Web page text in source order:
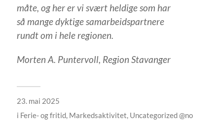
måte, og her er vi svært heldige som har
så mange dyktige samarbeidspartnere
rundt om i hele regionen.
Morten A. Puntervoll, Region Stavanger
23. mai 2025
i Ferie- og fritid, Markedsaktivitet Uncategorized @no